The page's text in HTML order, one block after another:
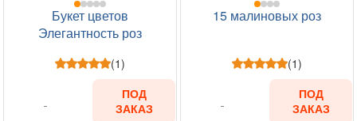
Букет цветов
Элегантность роз
(1)
ПОД
ЗАКАЗ
15 малиновых роз
(1)
ПОД
ЗАКАЗ